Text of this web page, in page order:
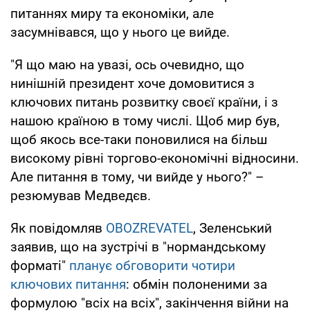
питаннях миру та економіки, але
засумнівався, що у нього це вийде.
"Я що маю на увазі, ось очевидно, що
нинішній президент хоче домовитися з
ключових питань розвитку своєї країни, і з
нашою країною в тому числі. Щоб мир був,
щоб якось все-таки поновилися на більш
високому рівні торгово-економічні відносини.
Але питання в тому, чи вийде у нього?" –
резюмував Медведєв.
Як повідомляв OBOZREVATEL, Зеленський
заявив, що на зустрічі в "нормандському
форматі" планує обговорити чотири
ключових питання: обмін полоненими за
формулою "всіх на всіх", закінчення війни на